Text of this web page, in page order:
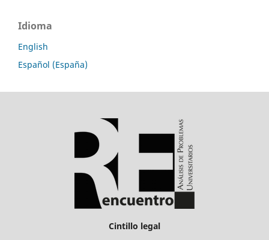
Idioma
English
Español (España)
Cintillo legal